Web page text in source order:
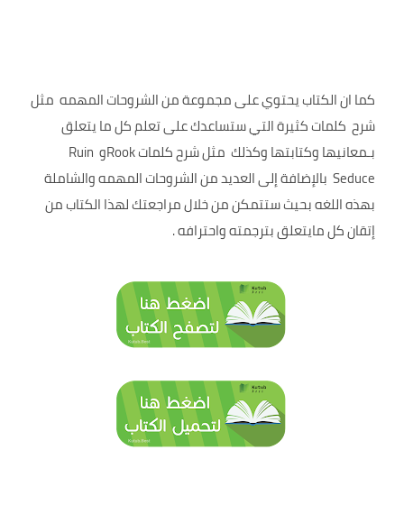
كما ان الكتاب يحتوي على مجموعة من الشروحات المهمه مثل
شرح كلمات كثيرة التي ستساعدك على تعلم كل ما يتعلق
بـمعانيها وكتابتها وكذلك مثل شرح كلمات Rookو Ruin
Seduce بالإضافة إلى العديد من الشروحات المهمه والشاملة
بهذه اللغه بحيث ستتمكن من خلال مراجعتك لهذا الكتاب من
إتقان كل مايتعلق بترجمته واحترافه .